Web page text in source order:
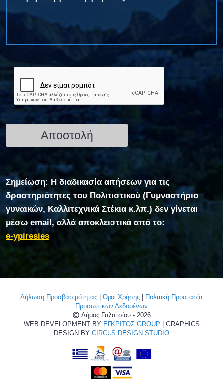
Σημείωση: Η διαδικασία αιτήσεων για τις
δραστηριότητες του Πολιτιστικού (Γυμναστήριο
γυναικών, Καλλιτεχνικά Στέκια κ.λπ.) δεν γίνεται
μέσω email, αλλά αποκλειστικά από το:
e-ypiresies
Δήλωση Προσβασιμότητας |Όροι Χρήσης
Πολιτική Προστασία
Προσωπικών Δεδομένων
Δήμος Γαλατσίου - 2026
WEB DEVELOPMENT BY ΕΓΚΡΙΤΟΣ GROUP | GRAPHICS
DESIGN BY CIRCUS DESIGN STUDIO